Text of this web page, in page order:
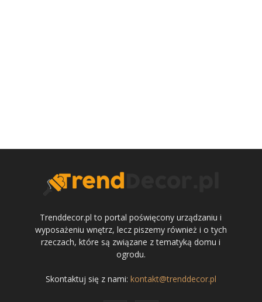
Trenddecor.pl to portal poświęcony urządzaniu i
wyposażeniu wnętrz, lecz piszemy również i o tych
rzeczach, które są związane z tematyką domu i
ogrodu.
Skontaktuj się z nami: kontakt@trenddecor.pl